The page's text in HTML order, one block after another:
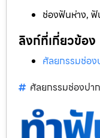
ช่องฟันห่าง, ฟั
ลิงก์ที่เกี่ยวข้อง
ศัลยกรรมช่อ
ศัลยกรรมช่องปา